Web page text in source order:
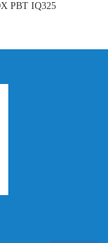
PBT IQ325